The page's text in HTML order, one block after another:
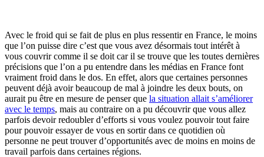
Avec le froid qui se fait de plus en plus ressentir en France, le moins
que l’on puisse dire c’est que vous avez désormais tout intérêt à
vous couvrir comme il se doit car il se trouve que les toutes dernières
précisions que l’on a pu entendre dans les médias en France font
vraiment froid dans le dos. En effet, alors que certaines personnes
peuvent déjà avoir beaucoup de mal à joindre les deux bouts, on
aurait pu être en mesure de penser que la situation allait s’améliorer
avec le temps, mais au contraire on a pu découvrir que vous allez
parfois devoir redoubler d’efforts si vous voulez pouvoir tout faire
pour pouvoir essayer de vous en sortir dans ce quotidien où
personne ne peut trouver d’opportunités avec de moins en moins de
travail parfois dans certaines régions.